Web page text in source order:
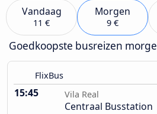
Vandaag
11 €
Morgen
9 €
Goedkoopste busreizen
FlixBus
15:45 Vila Real
Centraal Busstation